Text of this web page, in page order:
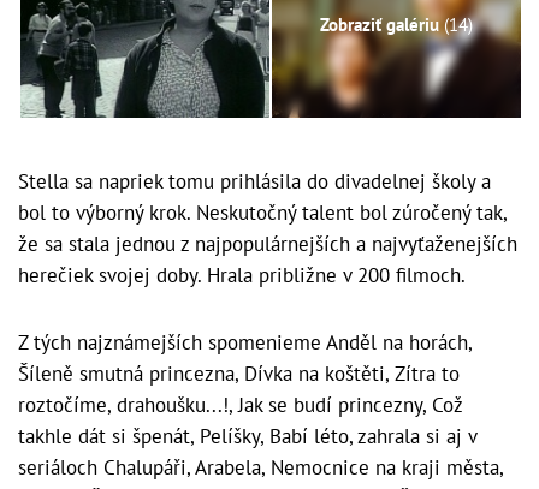
Zobraziť galériu (14)
Stella sa napriek tomu prihlásila do divadelnej školy a
bol to výborný krok. Neskutočný talent bol zúročený tak,
že sa stala jednou z najpopulárnejších a najvyťaženejších
herečiek svojej doby. Hrala približne v 200 filmoch.
Z tých najznámejších spomenieme Anděl na horách,
Šíleně smutná princezna, Dívka na koštěti, Zítra to
roztočíme, drahoušku...!, Jak se budí princezny, Což
takhle dát si špenát, Pelíšky, Babí léto, zahrala si aj v
seriáloch Chalupáři, Arabela, Nemocnice na kraji města,